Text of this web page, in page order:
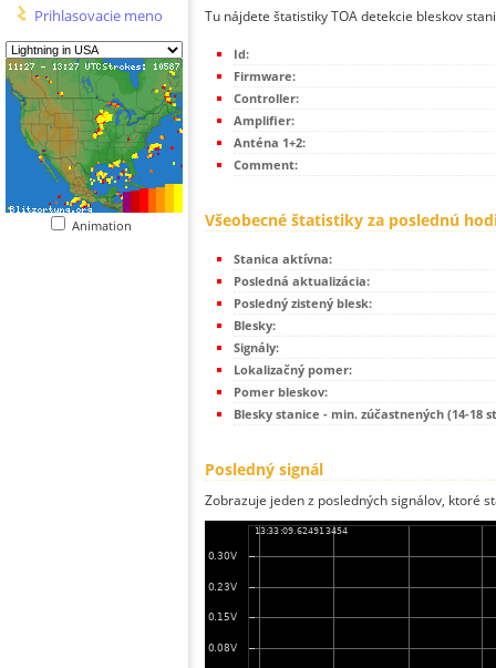
Prihlasovacie meno
Animation
Tu nájdete štatistiky TOA detekcie bleskov
Id:
Firmware:
Controller:
Amplifier:
Anténa 1+2:
Comment:
Všeobecné štatistiky za poslednú
Stanica aktívna:
Posledná aktualizácia:
Posledný zistený blesk:
Blesky:
Signály:
Lokalizačný pomer:
Pomer bleskov:
Blesky stanice - min. zúčastnených (14-18
Posledný signál
Zobrazuje jeden z posledných signálov, ktoré